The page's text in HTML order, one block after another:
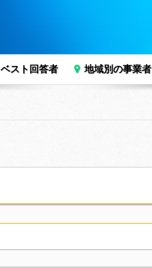
ベスト回答者 地域別の事業者